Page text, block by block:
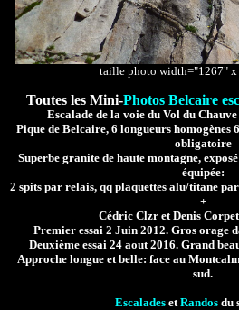
taille photo width="1267"
Toutes les Mini-Photos Belcaire
Escalade de la voie du Vol du
Pique de Belcaire, 6 longueurs homogènes
obligatoire
Superbe granite de haute montagne,
équipée:
2 spits par relais, qq plaquettes alu/titane
+
Cédric Clzr et Denis
Premier essai 2 Juin 2012. Gros orage
Deuxième essai 24 aout 2016. Grand
Approche longue et belle: face au
sud.
Escaladeset Randosdu